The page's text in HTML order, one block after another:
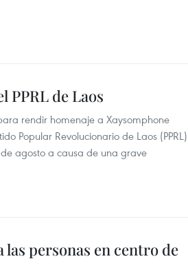
PPRL de Laos
rendir homenaje a Xaysomphone
Popular Revolucionario de Laos (PPRL)
agosto a causa de una grave
personas en centro de